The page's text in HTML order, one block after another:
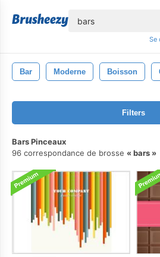
Se
Bar Moderne Boisson
Filters
Bars Pinceaux
96 correspondance de brosse
bars